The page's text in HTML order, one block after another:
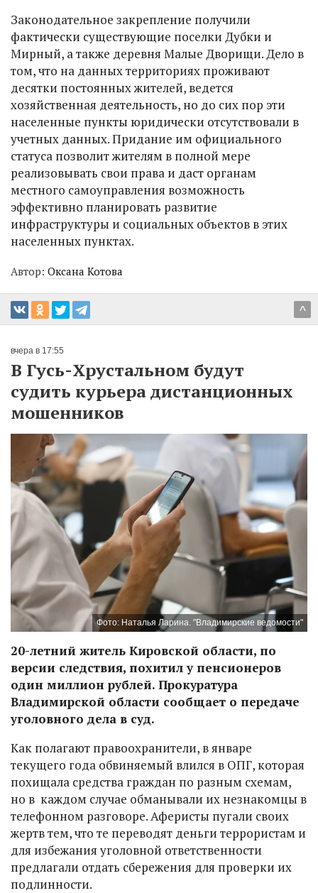
Законодательное закрепление получили
фактически существующие поселки Дубки и
Мирный, а также деревня Малые Дворищи. Дело в
том, что на данных территориях проживают
десятки постоянных жителей, ведется
хозяйственная деятельность, но до сих пор эти
населенные пункты юридически отсутствовали в
учетных данных. Придание им официального
статуса позволит жителям в полной мере
реализовывать свои права и даст органам
местного самоуправления возможность
эффективно планировать развитие
инфраструктуры и социальных объектов в этих
населенных пунктах.
Автор: Оксана Котова
^
вчера в 17:55
В Гусь-Хрустальном будут
судить курьера дистанционных
мошенников
Фото: Наталья Ларина. "Владимирские ведомости"
20-летний житель Кировской области, по
версии следствия, похитил у пенсионеров
один миллион рублей. Прокуратура
Владимирской области сообщает о передаче
уголовного дела в суд.
Как полагают правоохранители, в январе
текущего года обвиняемый влился в ОПГ, которая
похищала средства граждан по разным схемам,
но в каждом случае обманывали их незнакомцы в
телефонном разговоре. Аферисты пугали своих
жертв тем, что те переводят деньги террористам и
для избежания уголовной ответственности
предлагали отдать сбережения для проверки их
подлинности.